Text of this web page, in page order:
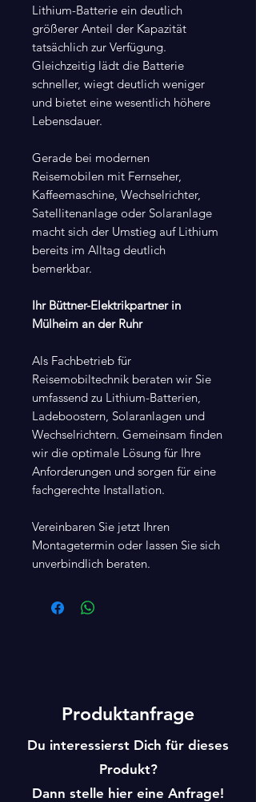
Lithium-Batterie ein deutlich
größerer Anteil der Kapazität
tatsächlich zur Verfügung.
Gleichzeitig lädt die Batterie
schneller, wiegt deutlich weniger
und bietet eine wesentlich höhere
Lebensdauer.
Gerade bei modernen
Reisemobilen mit Fernseher,
Kaffeemaschine, Wechselrichter,
Satellitenanlage oder Solaranlage
macht sich der Umstieg auf Lithium
bereits im Alltag deutlich
bemerkbar.
Ihr Büttner-Elektrikpartner in
Mülheim an der Ruhr
Als Fachbetrieb für
Reisemobiltechnik beraten wir Sie
umfassend zu Lithium-Batterien,
Ladeboostern, Solaranlagen und
Wechselrichtern. Gemeinsam finden
wir die optimale Lösung für Ihre
Anforderungen und sorgen für eine
fachgerechte Installation.
Vereinbaren Sie jetzt Ihren
Montagetermin oder lassen Sie sich
unverbindlich beraten.
Produktanfrage
Du interessierst Dich für dieses
Produkt?
Dann stelle hier eine Anfrage!